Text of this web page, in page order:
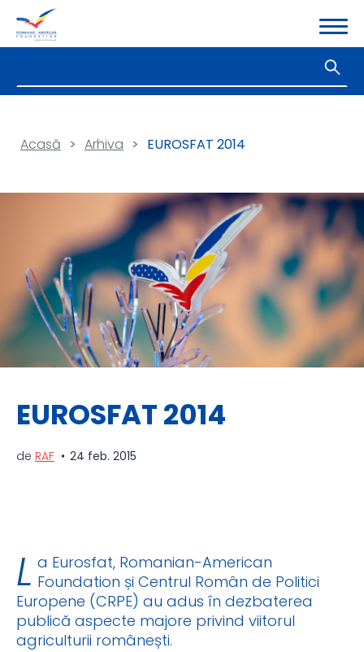
Acasă > Arhiva > EUROSFAT 2014
EUROSFAT 2014
de RAF 24 feb. 2015
L a Eurosfat, Romanian-American
Foundation și Centrul Român de Politici
Europene (CRPE) au adus în dezbaterea
publică aspecte majore privind viitorul
agriculturii românești.